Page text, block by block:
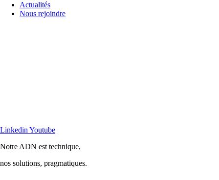
Actualités
Nous rejoindre
Linkedin Youtube
Notre ADN est technique,
nos solutions, pragmatiques.